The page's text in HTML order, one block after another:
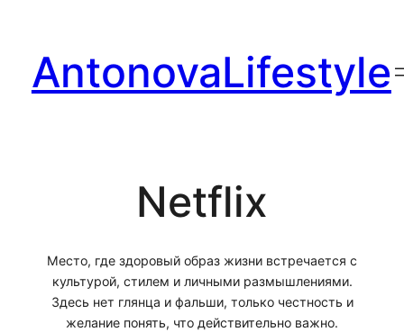
содержимому
AntonovaLifestyle
Netflix
Место, где здоровый образ жизни встречается с
культурой, стилем и личными размышлениями.
Здесь нет глянца и фальши, только честность и
желание понять, что действительно важно.